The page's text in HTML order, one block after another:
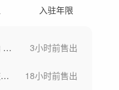
入驻年限
山东青岛城市宣传片 青岛航拍 青岛旅游 3小时前售出
福建泉州延时泉州航拍 泉州旅游 泉州古城 18小时前售出